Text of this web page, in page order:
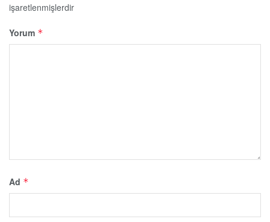
işaretlenmişlerdir
Yorum *
Ad *